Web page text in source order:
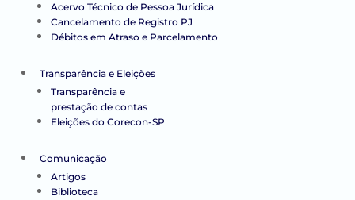
Acervo Técnico de Pessoa Jurídica
Cancelamento de Registro PJ
Débitos em Atraso e Parcelamento
Transparência e Eleições
Transparência e
prestação de contas
Eleições do Corecon-SP
Comunicação
Artigos
Biblioteca